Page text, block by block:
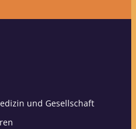
und Gesellschaft